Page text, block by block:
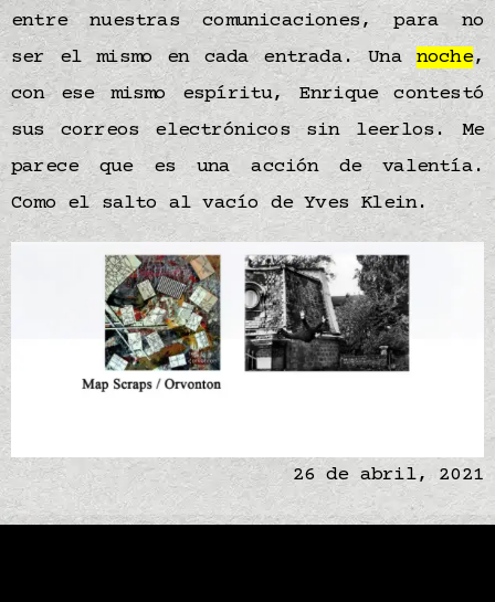
entre nuestras comunicaciones, para no
ser el mismo en cada entrada. Una noche,
con ese mismo espíritu, Enrique contestó
sus correos electrónicos sin leerlos. Me
parece que es una acción de valentía.
Como el salto al vacío de Yves Klein.
26 de abril, 2021